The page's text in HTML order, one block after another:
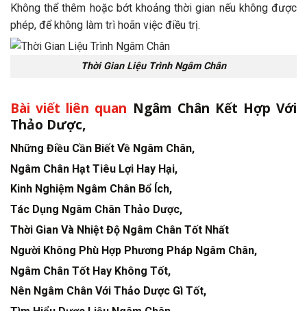
Không thể thêm hoặc bớt khoảng thời gian nếu không được
phép, để không làm trì hoãn việc điều trị.
Thời Gian Liệu Trình Ngâm Chân
Bài viết liên quan Ngâm Chân Kết Hợp Với
Thảo Dược,
Những Điều Cần Biết Về Ngâm Chân,
Ngâm Chân Hạt Tiêu Lợi Hay Hại,
Kinh Nghiệm Ngâm Chân Bổ Ích,
Tác Dụng Ngâm Chân Thảo Dược,
Thời Gian Và Nhiệt Độ Ngâm Chân Tốt Nhất
Người Không Phù Hợp Phương Pháp Ngâm Chân,
Ngâm Chân Tốt Hay Không Tốt,
Nên Ngâm Chân Với Thảo Dược Gì Tốt,